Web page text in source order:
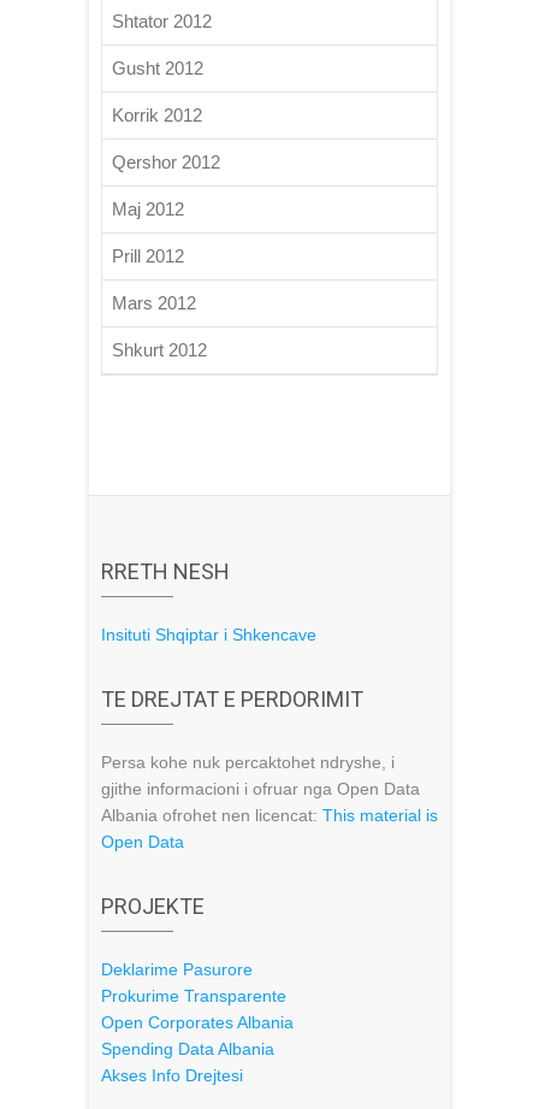
Shtator 2012
Gusht 2012
Korrik 2012
Qershor 2012
Maj 2012
Prill 2012
Mars 2012
Shkurt 2012
RRETH NESH
Insituti Shqiptar i Shkencave
TE DREJTAT E PERDORIMIT
Persa kohe nuk percaktohet ndryshe, i
gjithe informacioni i ofruar nga Open Data
Albania ofrohet nen licencat: This material is
Open Data
PROJEKTE
Deklarime Pasurore
Prokurime Transparente
Open Corporates Albania
Spending Data Albania
Akses Info Drejtesi